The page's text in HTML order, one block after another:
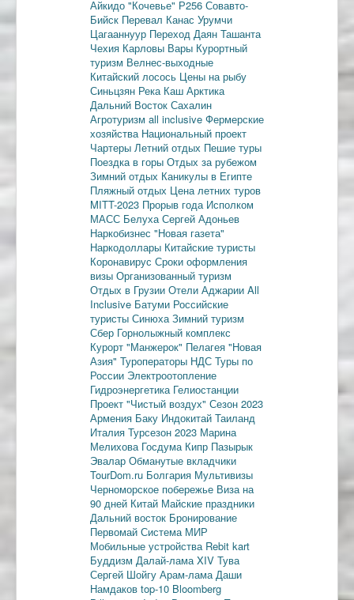
Айкидо "Кочевье" Р256 Совавто-
Бийск Перевал Канас Урумчи
Цагааннуур Переход Даян Ташанта
Чехия Карловы Вары Курортный
туризм Велнес-выходные
Китайский лосось Цены на рыбу
Синьцзян Река Каш Арктика
Дальний Восток Сахалин
Агротуризм all inclusive Фермерские
хозяйства Национальный проект
Чартеры Летний отдых Пешие туры
Поездка в горы Отдых за рубежом
Зимний отдых Каникулы в Египте
Пляжный отдых Цена летних туров
MITT-2023 Прорыв года Исполком
МАСС Белуха Сергей Адоньев
Наркобизнес "Новая газета"
Наркодоллары Китайские туристы
Коронавирус Сроки оформления
визы Организованный туризм
Отдых в Грузии Отели Аджарии All
Inclusive Батуми Российские
туристы Синюха Зимний туризм
Сбер Горнолыжный комплекс
Курорт "Манжерок" Пелагея "Новая
Азия" Туроператоры НДС Туры по
России Электроотопление
Гидроэнергетика Гелиостанции
Проект "Чистый воздух" Сезон 2023
Армения Баку Индокитай Таиланд
Италия Турсезон 2023 Марина
Мелихова Госдума Кипр Пазырык
Эвалар Обманутые вкладчики
TourDom.ru Болгария Мультивизы
Черноморское побережье Виза на
90 дней Китай Майские праздники
Дальний восток Бронирование
Первомай Система МИР
Мобильные устройства Rebit kart
Буддизм Далай-лама XIV Тува
Сергей Шойгу Арам-лама Даши
Намдаков top-10 Bloomberg